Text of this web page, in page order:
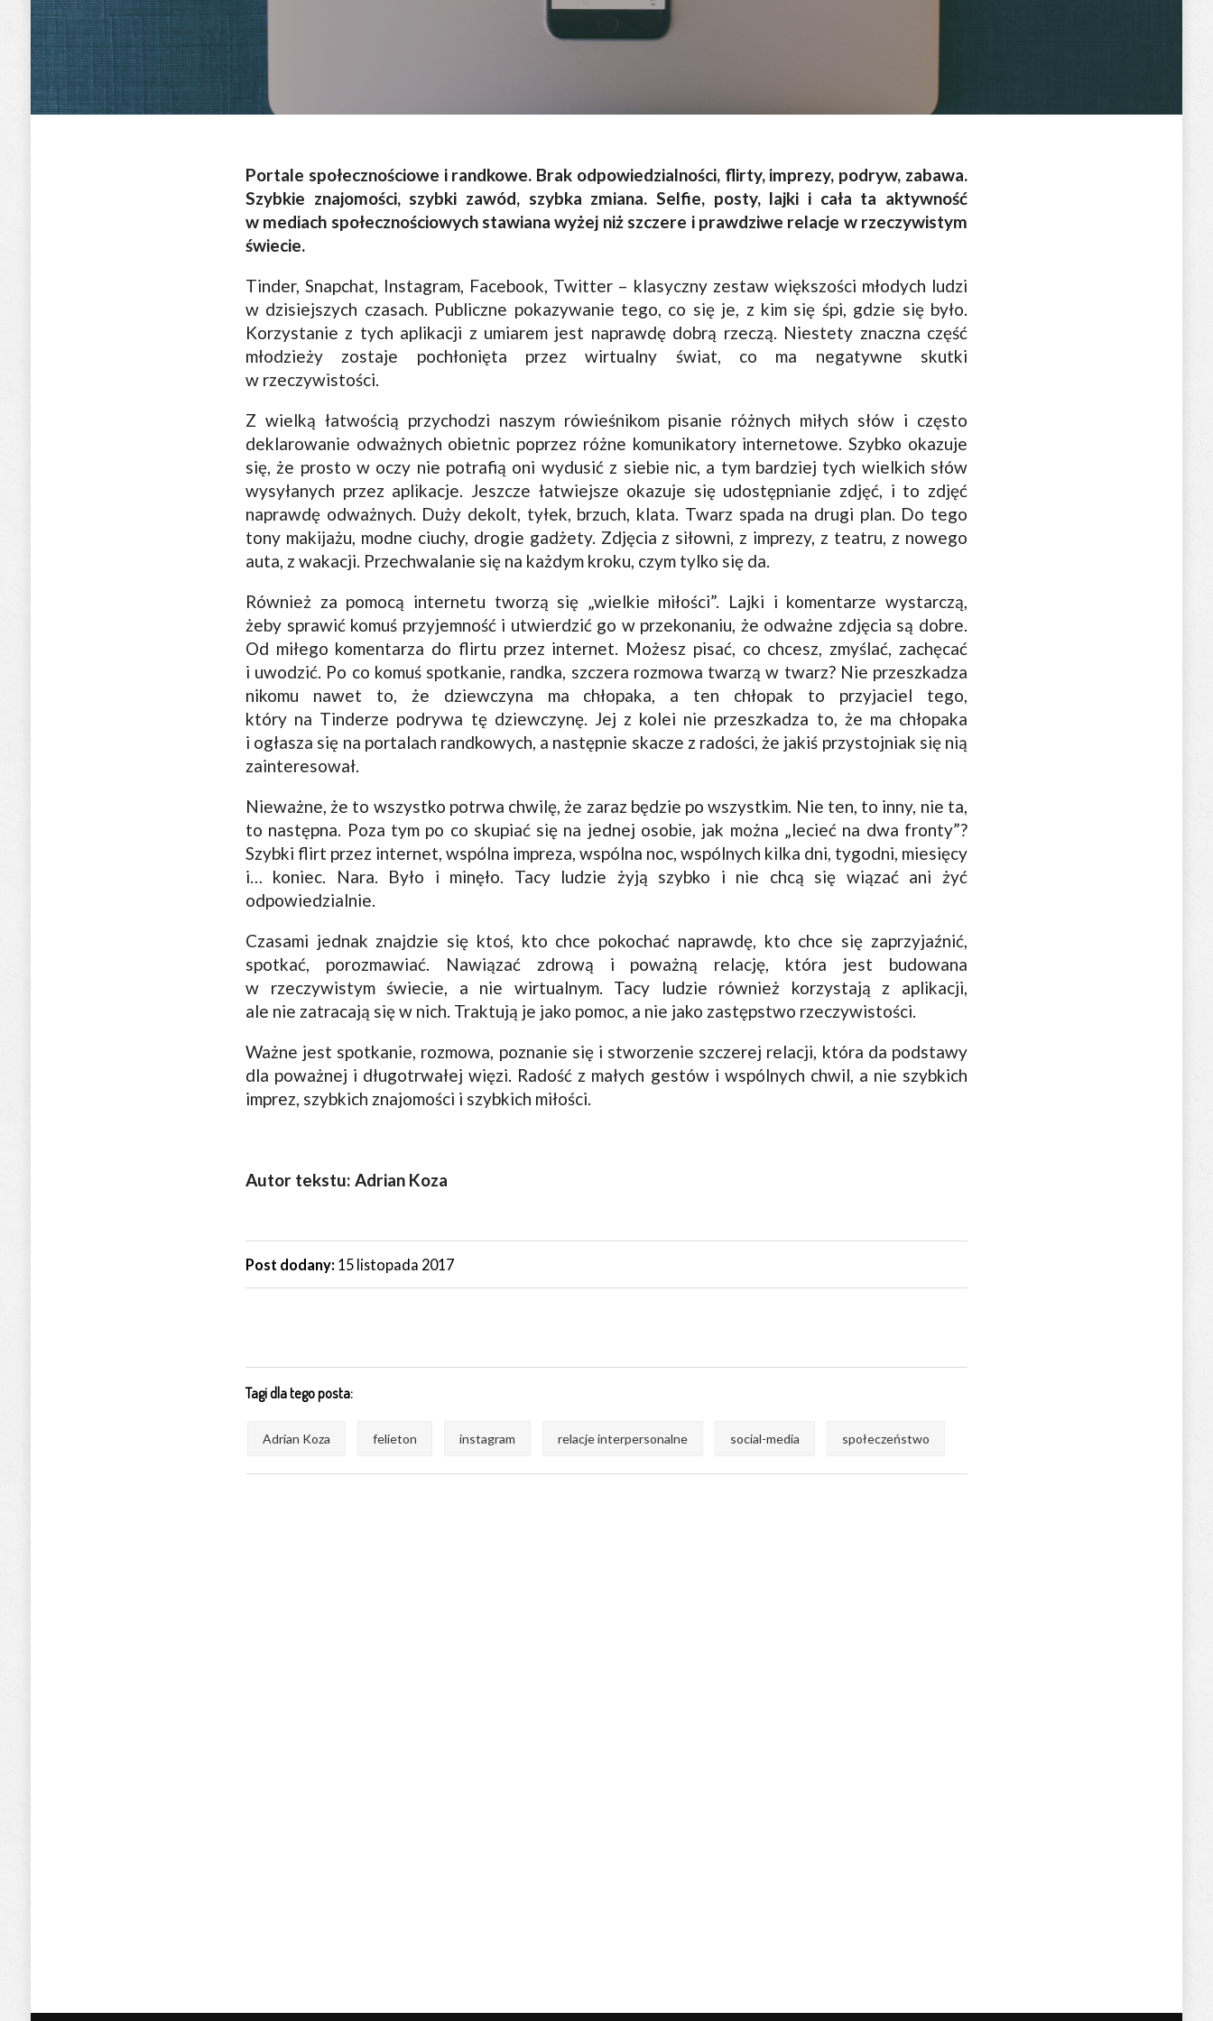
Portale społecznościowe i randkowe. Brak odpowiedzialności, flirty, imprezy, podryw, zabawa.
Szybkie znajomości, szybki zawód, szybka zmiana. Selfie, posty, lajki i cała ta aktywność
w mediach społecznościowych stawiana wyżej niż szczere i prawdziwe relacje w rzeczywistym
świecie.
Tinder, Snapchat, Instagram, Facebook, Twitter – klasyczny zestaw większości młodych ludzi
w dzisiejszych czasach. Publiczne pokazywanie tego, co się je, z kim się śpi, gdzie się było.
Korzystanie z tych aplikacji z umiarem jest naprawdę dobrą rzeczą. Niestety znaczna część
młodzieży zostaje pochłonięta przez wirtualny świat, co ma negatywne skutki
w rzeczywistości.
Z wielką łatwością przychodzi naszym rówieśnikom pisanie różnych miłych słów i często
deklarowanie odważnych obietnic poprzez różne komunikatory internetowe. Szybko okazuje
się, że prosto w oczy nie potrafią oni wydusić z siebie nic, a tym bardziej tych wielkich słów
wysyłanych przez aplikacje. Jeszcze łatwiejsze okazuje się udostępnianie zdjęć, i to zdjęć
naprawdę odważnych. Duży dekolt, tyłek, brzuch, klata. Twarz spada na drugi plan. Do tego
tony makijażu, modne ciuchy, drogie gadżety. Zdjęcia z siłowni, z imprezy, z teatru, z nowego
auta, z wakacji. Przechwalanie się na każdym kroku, czym tylko się da.
Również za pomocą internetu tworzą się „wielkie miłości”. Lajki i komentarze wystarczą,
żeby sprawić komuś przyjemność i utwierdzić go w przekonaniu, że odważne zdjęcia są dobre.
Od miłego komentarza do flirtu przez internet. Możesz pisać, co chcesz, zmyślać, zachęcać
i uwodzić. Po co komuś spotkanie, randka, szczera rozmowa twarzą w twarz? Nie przeszkadza
nikomu nawet to, że dziewczyna ma chłopaka, a ten chłopak to przyjaciel tego,
który na Tinderze podrywa tę dziewczynę. Jej z kolei nie przeszkadza to, że ma chłopaka
i ogłasza się na portalach randkowych, a następnie skacze z radości, że jakiś przystojniak się nią
zainteresował.
Nieważne, że to wszystko potrwa chwilę, że zaraz będzie po wszystkim. Nie ten, to inny, nie ta,
to następna. Poza tym po co skupiać się na jednej osobie, jak można „lecieć na dwa fronty”?
Szybki flirt przez internet, wspólna impreza, wspólna noc, wspólnych kilka dni, tygodni, miesięcy
i… koniec. Nara. Było i minęło. Tacy ludzie żyją szybko i nie chcą się wiązać ani żyć
odpowiedzialnie.
Czasami jednak znajdzie się ktoś, kto chce pokochać naprawdę, kto chce się zaprzyjaźnić,
spotkać, porozmawiać. Nawiązać zdrową i poważną relację, która jest budowana
w rzeczywistym świecie, a nie wirtualnym. Tacy ludzie również korzystają z aplikacji,
ale nie zatracają się w nich. Traktują je jako pomoc, a nie jako zastępstwo rzeczywistości.
Ważne jest spotkanie, rozmowa, poznanie się i stworzenie szczerej relacji, która da podstawy
dla poważnej i długotrwałej więzi. Radość z małych gestów i wspólnych chwil, a nie szybkich
imprez, szybkich znajomości i szybkich miłości.
Autor tekstu: Adrian Koza
Post dodany: 15 listopada 2017
Tagi dla tego posta:
Adrian Koza felieton instagram relacje interpersonalne social-media społeczeństwo